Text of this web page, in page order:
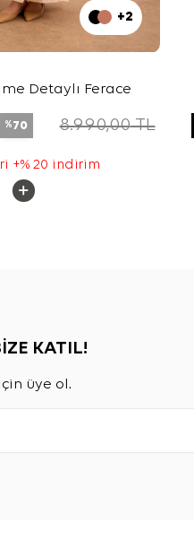
+2
Detaylı Ferace
%70 8.990,00TL
+% 20 indirim
KATIL!
üye ol.